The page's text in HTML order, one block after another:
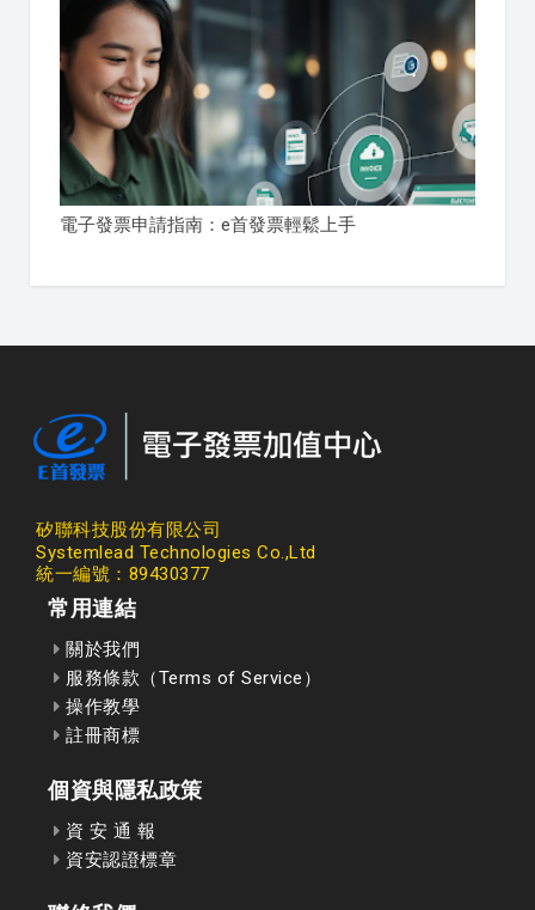
電子發票申請指南：e首發票輕鬆上手
矽聯科技股份有限公司
Systemlead Technologies Co.,Ltd
統一編號：89430377
常用連結
關於我們
服務條款（Terms of Service）
操作教學
註冊商標
個資與隱私政策
資 安 通 報
資安認證標章